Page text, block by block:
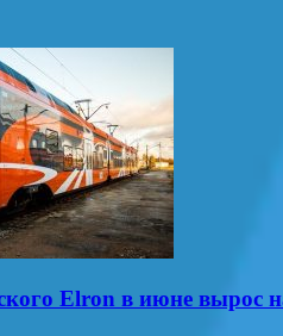
Elron в июне вырос